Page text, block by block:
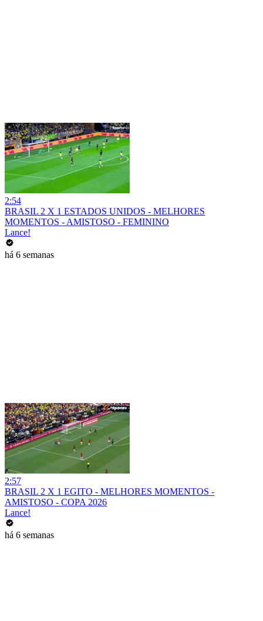
2:54
BRASIL 2 X 1 ESTADOS UNIDOS - MELHORES
MOMENTOS - AMISTOSO - FEMININO
Lance!
há 6 semanas
2:57
BRASIL 2 X 1 EGITO - MELHORES MOMENTOS -
AMISTOSO - COPA 2026
Lance!
há 6 semanas